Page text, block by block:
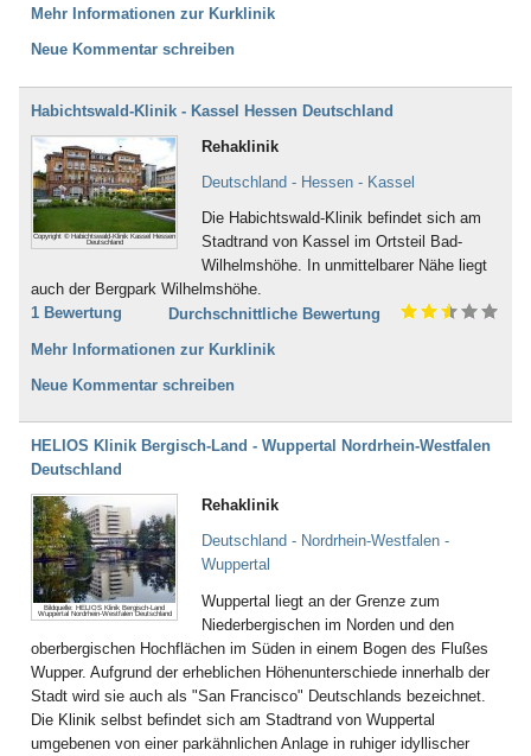
Mehr Informationen zur Kurklinik
Neue Kommentar schreiben
Habichtswald-Klinik - Kassel Hessen Deutschland
Copyright © Habichtswald-Klinik Kassel Hessen
Deutschland
Rehaklinik
Deutschland - Hessen - Kassel
Die Habichtswald-Klinik befindet sich am
Stadtrand von Kassel im Ortsteil Bad-
Wilhelmshöhe. In unmittelbarer Nähe liegt
auch der Bergpark Wilhelmshöhe.
1 Bewertung
Durchschnittliche Bewertung
Mehr Informationen zur Kurklinik
Neue Kommentar schreiben
HELIOS Klinik Bergisch-Land - Wuppertal Nordrhein-Westfalen
Deutschland
Bildquelle: HELIOS Klinik Bergisch-Land
Wuppertal Nordrhein-Westfalen Deutschland
Rehaklinik
Deutschland - Nordrhein-Westfalen -
Wuppertal
Wuppertal liegt an der Grenze zum
Niederbergischen im Norden und den
oberbergischen Hochflächen im Süden in einem Bogen des Flußes
Wupper. Aufgrund der erheblichen Höhenunterschiede innerhalb der
Stadt wird sie auch als "San Francisco" Deutschlands bezeichnet.
Die Klinik selbst befindet sich am Stadtrand von Wuppertal
umgebenen von einer parkähnlichen Anlage in ruhiger idyllischer